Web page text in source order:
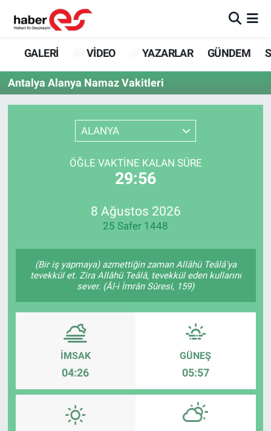
GALERİ VİDEO YAZARLAR GÜNDEM
Antalya Alanya Namaz Vakitleri
ALANYA
ÖĞLE VAKTINE KALAN SÜRE
29:56
8 Ağustos 2026
25 Safer 1448
(Bir iş yapmaya) azmettiğin zaman Allâhü Teâlâ'ya
tevekkül et. Zira Allâhü Teâlâ, tevekkül eden kullarını
sever. (Âl-i İmrân Sûresi, 159)
İMSAK
04:26
GÜNEŞ
05:57
GALERİ
VİDEO
YAZARLAR
GÜNDEM
SİYASET
SPOR
Eskişehir Nöbetçi Eczaneler
Eskişehir Hava Durumu
Eskişehir Trafik Yoğunluk Haritası
Süper Lig Puan Durumu ve Fikstür
Tüm Manşetler